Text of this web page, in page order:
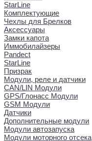
StarLine
Комплектующие
Чехлы для Брелков
Аксессуары
Замки капота
Иммобилайзеры
Pandect
StarLine
Призрак
Модули, реле и датчики
CAN/LIN Модули
GPS/Глонасс Модули
GSM Модули
Датчики
Дополнительные модули
Модули автозапуска
Модули моторного отсека